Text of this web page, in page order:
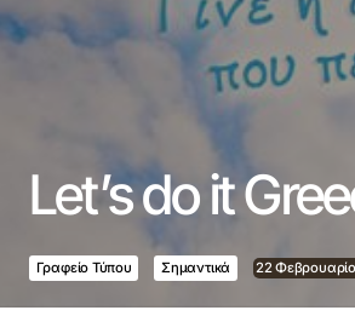
Let’s do it
Γραφείο Τύπου Σημαντικά 22